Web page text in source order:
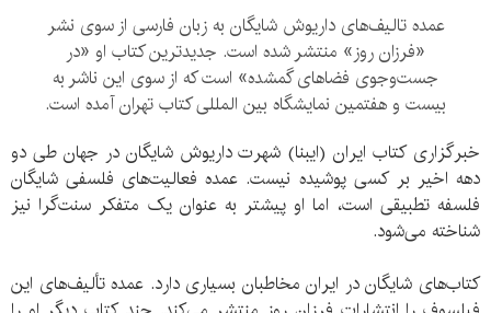
عمده تالیف‌های داریوش شایگان به زبان فارسی از سوی نشر
«فرزان روز» منتشر شده است. جدیدترین کتاب او «در
جست‌وجوی فضاهای گمشده» است که از سوی این ناشر به
بیست و هفتمین نمایشگاه بین المللی کتاب تهران آمده است.
خبرگزاری کتاب ایران (ایبنا) شهرت داریوش شایگان در جهان طی دو
دهه اخیر بر کسی پوشیده نیست. عمده فعالیت‌های فلسفی شایگان
فلسفه تطبیقی است، اما او پیشتر به عنوان یک متفکر سنت‌گرا نیز
شناخته می‌شود.
کتاب‌های شایگان در ایران مخاطبان بسیاری دارد. عمده تألیف‌های این